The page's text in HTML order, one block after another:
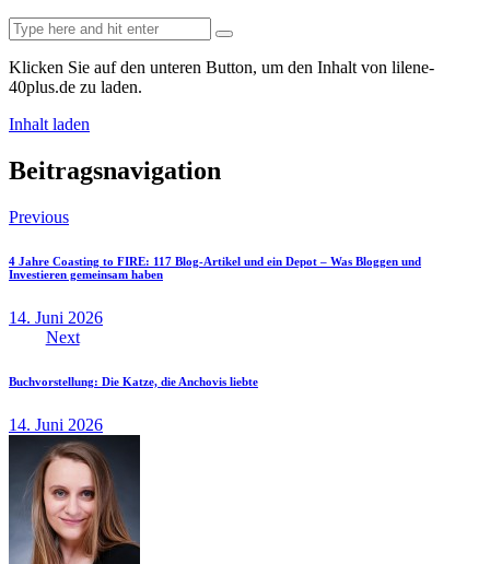
Klicken Sie auf den unteren Button, um den Inhalt von lilene-
40plus.de zu laden.
Inhalt laden
Beitragsnavigation
Previous
4 Jahre Coasting to FIRE: 117 Blog-Artikel und ein Depot – Was Bloggen und
Investieren gemeinsam haben
14. Juni 2026
Next
Buchvorstellung: Die Katze, die Anchovis liebte
14. Juni 2026